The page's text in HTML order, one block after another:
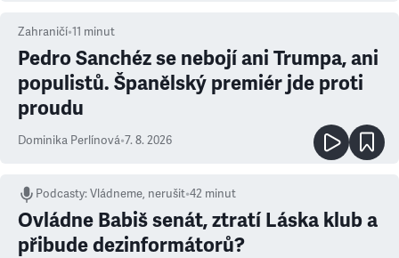
Zahraničí•11 minut
Pedro Sanchéz se nebojí ani Trumpa, ani
populistů. Španělský premiér jde proti
proudu
Dominika Perlínová•7. 8. 2026
Podcasty:Vládneme, nerušit•42 minut
Ovládne Babiš senát, ztratí Láska klub a
přibude dezinformátorů?